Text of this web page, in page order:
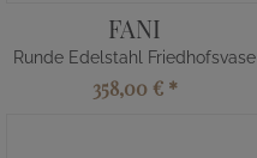
FANI
Runde Edelstahl Friedhofsvase
358,00 € *